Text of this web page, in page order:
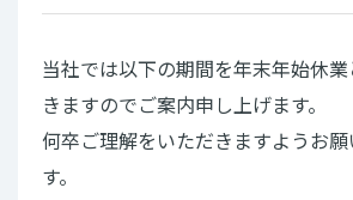
当社では以下の期間を年末年始休
きますのでご案内申し上げます。
何卒ご理解をいただきますようお
す。